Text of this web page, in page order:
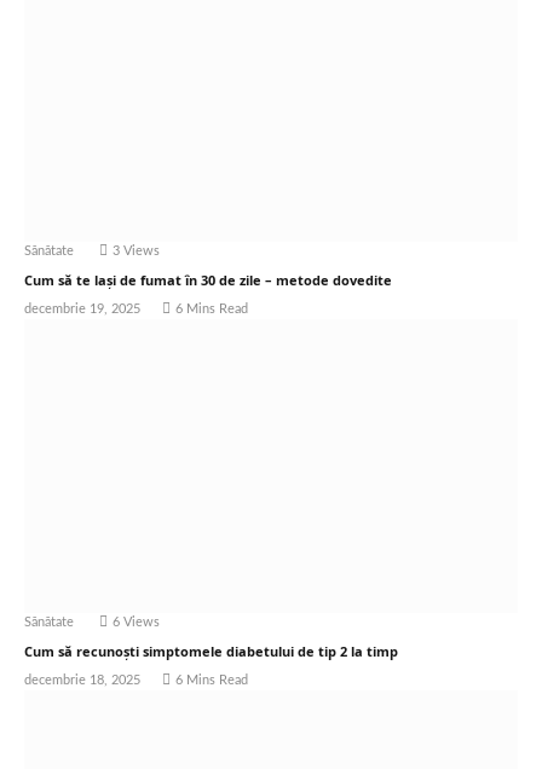
Sănătate 3 Views
Cum să te lași de fumat în 30 de zile – metode dovedite
decembrie 19, 2025 6 Mins Read
Sănătate 6 Views
Cum să recunoști simptomele diabetului de tip 2 la timp
decembrie 18, 2025 6 Mins Read